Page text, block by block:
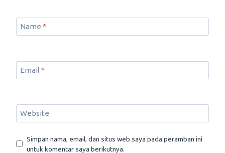
Name *
Email *
Website
Simpan nama, email, dan situs web saya pada peramban ini
untuk komentar saya berikutnya.